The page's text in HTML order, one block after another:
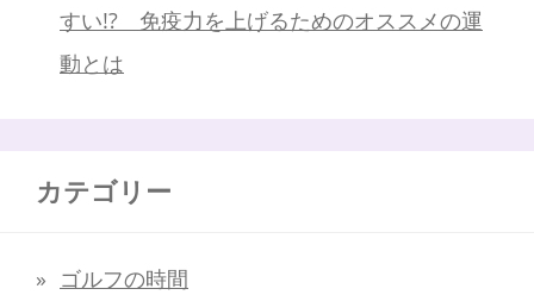
すい!? 免疫力を上げるためのオススメの運
動とは
カテゴリー
ゴルフの時間